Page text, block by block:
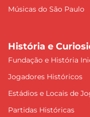
Músicas do São Paulo
História e
Fundação e História
Jogadores Históricos
Estádios e Locais de
Partidas Históricas